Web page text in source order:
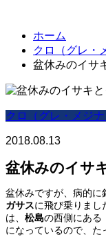
ホーム
クロ（グレ・
盆休みのイサ
クロ（グレ・メジナ
2018.08.13
盆休みのイサ
盆休みですが、病的に
ガサスに飛び乗りまし
は、 松島の西側にある
になっているので、た